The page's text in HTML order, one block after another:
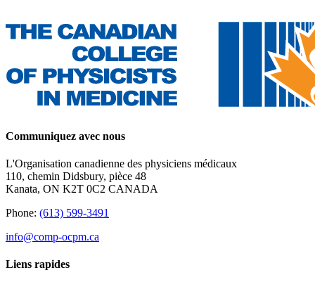
Communiquez avec nous
L'Organisation canadienne des physiciens médicaux
110, chemin Didsbury, pièce 48
Kanata, ON K2T 0C2 CANADA
Phone: (613) 599-3491
info@comp-ocpm.ca
Liens rapides